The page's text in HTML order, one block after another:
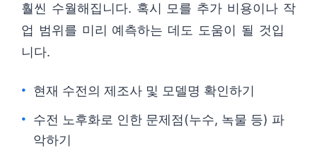
훨씬 수월해집니다. 혹시 모를 추가 비용이나 작
업 범위를 미리 예측하는 데도 도움이 될 것입
니다.
현재 수전의 제조사 및 모델명 확인하기
수전 노후화로 인한 문제점(누수, 녹물 등) 파
악하기